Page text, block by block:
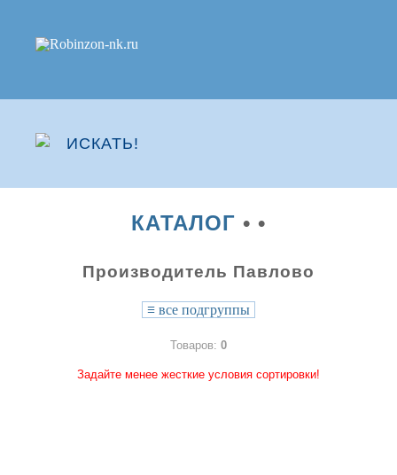
КАТАЛОГ • •
Производитель Павлово
≡ все подгруппы
Товаров: 0
Задайте менее жесткие условия сортировки!